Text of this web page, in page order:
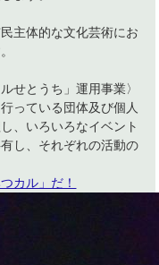
主体的な文化芸術にお
せとうち」運用事業〉
っている団体及び個人
、いろいろなイベント
し、それぞれの活動の
カル」だ！